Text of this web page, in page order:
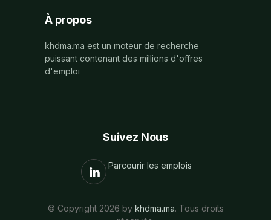
À propos
khdma.ma est un moteur de recherche
puissant contenant des millions d'offres
d'emploi
Suivez Nous
Parcourir les emplois
© Copyright 2026 by khdma.ma. Tous droits